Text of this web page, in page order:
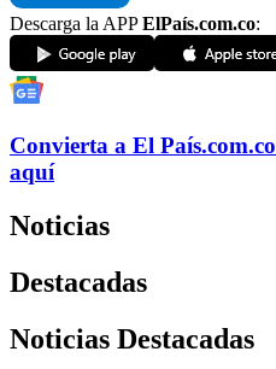
Descarga la APPElPaís.com.co:
Convierta a El País.com.co
aquí
Noticias
Destacadas
Noticias Destacadas